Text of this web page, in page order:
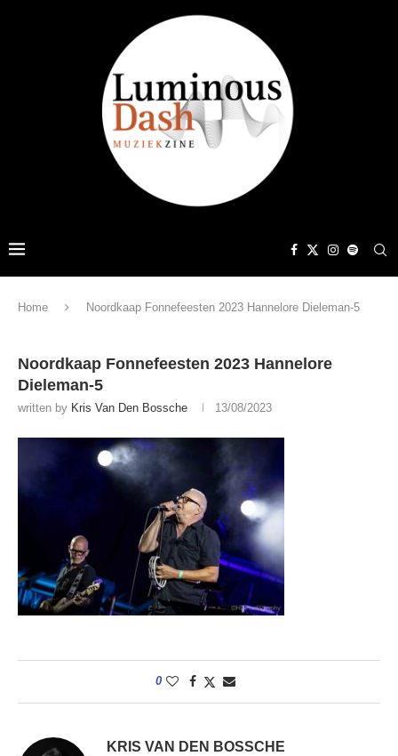
Home Noordkaap Fonnefeesten 2023 Hannelore Dieleman-5
Noordkaap Fonnefeesten 2023 Hannelore
Dieleman-5
written by Kris Van Den Bossche 13/08/2023
0
KRIS VAN DEN BOSSCHE